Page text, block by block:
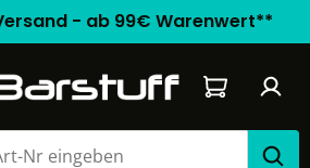
- ab 99€ Warenwert**
Warenkorb